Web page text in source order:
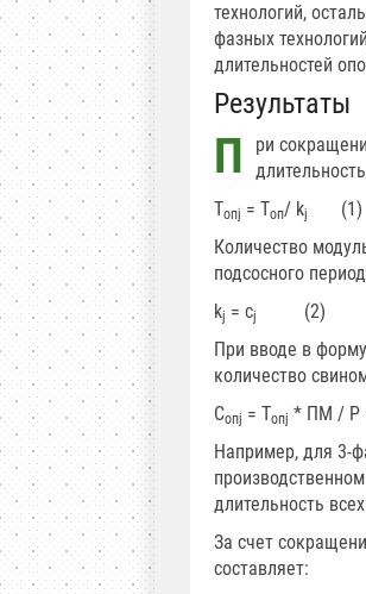
технологий,
фазных
длительностей
Результаты
П ри
Топj = Топ/ kj
(1)
Количество
подсосного
kj = сj
(2)
При вводе в
количество
Сопj = Топj * ПМ / Р
Например, для 3-
длительность
За счет
составляет: